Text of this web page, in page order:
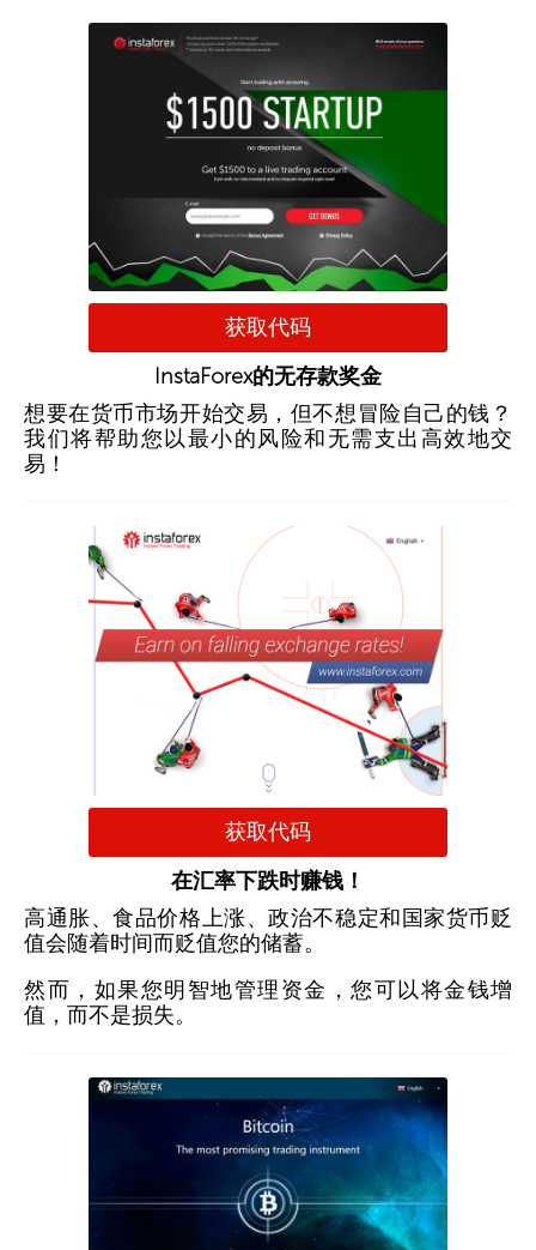
获取代码
InstaForex的无存款奖金
想要在货币市场开始交易，但不想冒险自己的钱？
我们将帮助您以最小的风险和无需支出高效地交
易！
获取代码
在汇率下跌时赚钱！
高通胀、食品价格上涨、政治不稳定和国家货币贬
值会随着时间而贬值您的储蓄。
然而，如果您明智地管理资金，您可以将金钱增
值，而不是损失。